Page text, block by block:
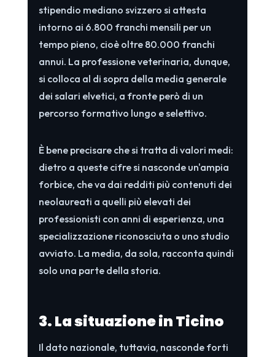
stipendio mediano svizzero si attesta
intorno ai 6.800 franchi mensili per un
tempo pieno, cioè oltre 80.000 franchi
annui. La professione veterinaria, dunque,
si colloca al di sopra della media generale
dei salari elvetici, a fronte però di un
percorso formativo lungo e selettivo.
È bene precisare che si tratta di valori medi:
dietro a queste cifre si nasconde un'ampia
forbice, che va dai redditi più contenuti dei
neolaureati a quelli più elevati dei
professionisti con anni di esperienza, una
specializzazione riconosciuta o uno studio
avviato. La media, da sola, racconta quindi
solo una parte della storia.
3. La situazione in Ticino
Il dato nazionale, tuttavia, nasconde forti